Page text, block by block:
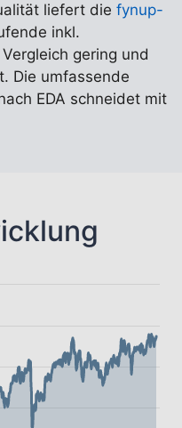
liefert die fynup-
inkl.
gering und
Die umfassende
EDA schneidet mit